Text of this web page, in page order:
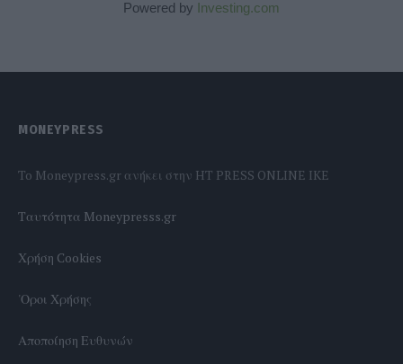
Powered by Investing.com
MONEYPRESS
To Moneypress.gr ανήκει στην HT PRESS ONLINE IKE
Tαυτότητα Moneypresss.gr
Χρήση Cookies
'Οροι Χρήσης
Αποποίηση Ευθυνών